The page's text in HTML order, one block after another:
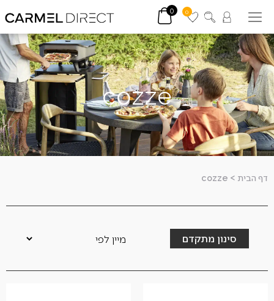
0
0
cozze
דף הבית >
cozze
סינון מתקדם